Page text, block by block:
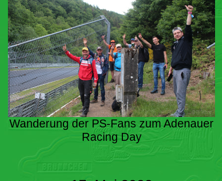
Wanderung der PS-Fans zum Adenauer
Racing Day